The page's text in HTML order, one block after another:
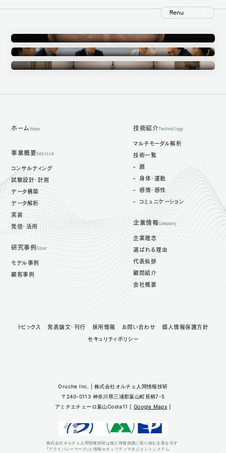
Menu
アノテーション事業
Oruche Inc. | 株式会社オルチェ人間情報技研
〒240-0113 神奈川県三浦郡葉山町長柄7-5
アミチエチェーロ葉山Costa11 [ Google Maps ]
株式会社オルチェ人間情報技研は個人情報保護に取り組む企業を示す
「プライバシーマーク」と情報セキュリティマネジメントシステム
ホーム Home
事業概要Service
コンサルティング
試験設計・計測
データ構築
データ解析
実装
発信・活用
研究事例Case
モデル事例
顧客事例
技術紹介Technology
マルチモーダル解析
技術一覧
顔
身体・運動
感情・感性
コミュニケーション
企業情報Company
企業理念
選ばれる理由
代表挨拶
顧問紹介
会社概要
トピックス 発表論文・刊行 採用情報 お問い合わせ 個人情報保護方針
セキュリティポリシー